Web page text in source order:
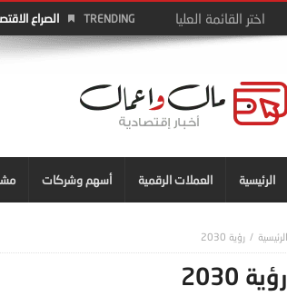
TRENDING الصراع
الرئيسية العملات الرقمية أسهم وشركات
رؤية 2030
رؤية 2030